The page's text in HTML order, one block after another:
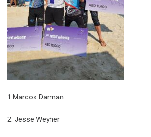
1.Marcos Darman
2. Jesse Weyher